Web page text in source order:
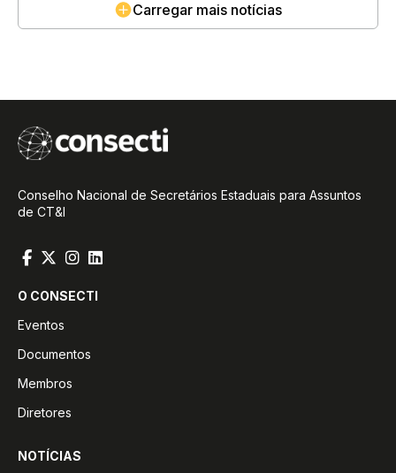
Carregar mais notícias
Conselho Nacional de Secretários Estaduais para Assuntos
de CT&I
O CONSECTI
Eventos
Documentos
Membros
Diretores
NOTÍCIAS